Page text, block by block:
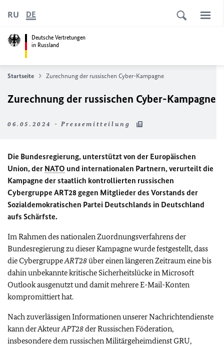
Deutsche Vertretungen
in Russland
RU DE
Startseite Zurechnung der russischen Cyber-Kampagne
Zurechnung der russischen Cyber-Kampagne
06.05.2024 - Pressemitteilung
Die Bundesregierung, unterstützt von der Europäischen
Union, der NATO und internationalen Partnern, verurteilt die
Kampagne der staatlich kontrollierten russischen
Cybergruppe ART28 gegen Mitglieder des Vorstands der
Sozialdemokratischen Partei Deutschlands in Deutschland
aufs Schärfste.
Im Rahmen des nationalen Zuordnungsverfahrens der
Bundesregierung zu dieser Kampagne wurde festgestellt, dass
die CybergruppeART28über einen längeren Zeitraum eine bis
dahin unbekannte kritische Sicherheitslücke in Microsoft
Outlook ausgenutzt und damit mehrere E-Mail-Konten
kompromittiert hat.
Nach zuverlässigen Informationen unserer Nachrichtendienste
kann der AkteurAPT28der Russischen Föderation,
insbesondere dem russischen Militärgeheimdienst GRU,